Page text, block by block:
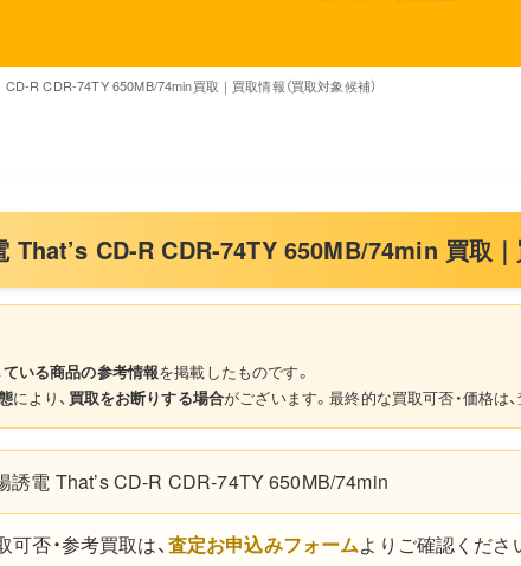
CD-R CDR-74TY 650MB/74min買取｜買取情報（買取対象候補）
That’s CD-R CDR-74TY 650MB/74min 買取｜
いる商品の参考情報を掲載したものです。
により、 買取をお断りする場合がございます。最終的な買取可否・価格は
誘電 That’s CD-R CDR-74TY 650MB/74min
可否・参考買取は、査定お申込みフォームよりご確認くださ